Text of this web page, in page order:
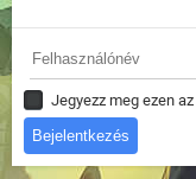
Jegyezz meg ezen